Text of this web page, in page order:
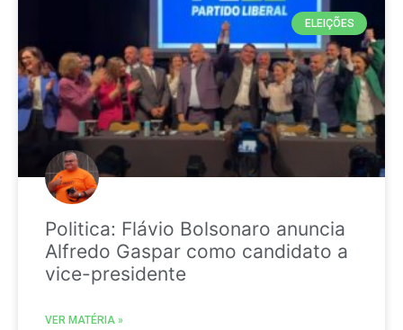
ELEIÇÕES
Politica: Flávio Bolsonaro anuncia
Alfredo Gaspar como candidato a
vice-presidente
VER MATÉRIA »